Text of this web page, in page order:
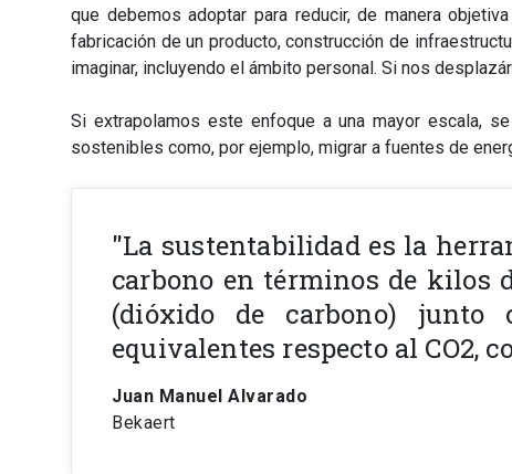
que debemos adoptar para reducir, de manera
fabricación de un producto, construcción de
imaginar, incluyendo el ámbito personal. Si nos
Si extrapolamos este enfoque a una mayor escala,
sostenibles como, por ejemplo, migrar a fuentes de
"La sustentabilidad es la
carbono en términos de kilos
(dióxido de carbono) junto
equivalentes respecto al CO2,
Juan Manuel Alvarado
Bekaert